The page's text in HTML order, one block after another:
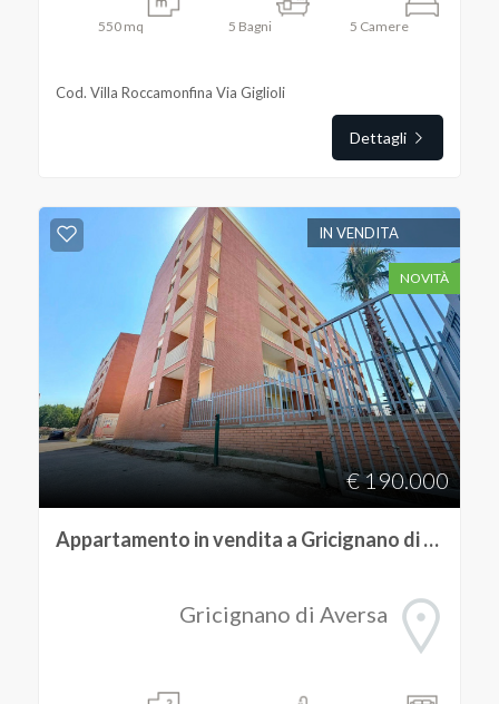
550mq 5 Bagni 5 Camere
Cod. Villa Roccamonfina Via Giglioli
Dettagli
IN VENDITA
NOVITÀ
€ 190.000
Appartamento in vendita a Gricignano di Aversa
Gricignano di Aversa